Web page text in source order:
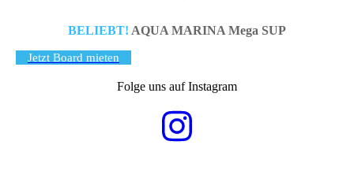
BELIEBT! AQUA MARINA Mega SUP
Jetzt Board mieten
Folge uns auf Instagram